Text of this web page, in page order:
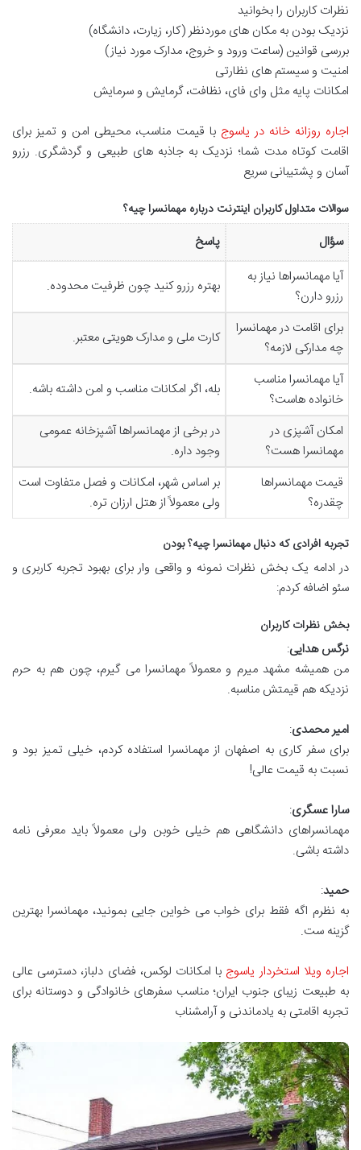
نظرات کاربران را بخوانید
نزدیک بودن به مکان های موردنظر (کار، زیارت، دانشگاه)
بررسی قوانین (ساعت ورود و خروج، مدارک مورد نیاز)
امنیت و سیستم های نظارتی
امکانات پایه مثل وای فای، نظافت، گرمایش و سرمایش
اجاره روزانه خانه در یاسوج با قیمت مناسب، محیطی امن و تمیز برای
اقامت کوتاه مدت شما؛ نزدیک به جاذبه های طبیعی و گردشگری. رزرو
آسان و پشتیبانی سریع
سوالات متداول کاربران اینترنت درباره مهمانسرا چیه؟
سؤال
پاسخ
آیا مهمانسراها نیاز به
رزرو دارن؟
بهتره رزرو کنید چون ظرفیت محدوده.
برای اقامت در مهمانسرا
چه مدارکی لازمه؟
کارت ملی و مدارک هویتی معتبر.
آیا مهمانسرا مناسب
خانواده هاست؟
بله، اگر امکانات مناسب و امن داشته باشه.
امکان آشپزی در
مهمانسرا هست؟
در برخی از مهمانسراها آشپزخانه عمومی
وجود داره.
قیمت مهمانسراها
چقدره؟
بر اساس شهر، امکانات و فصل متفاوت است
ولی معمولاً از هتل ارزان تره.
تجربه افرادی که دنبال مهمانسرا چیه؟ بودن
در ادامه یک بخش نظرات نمونه و واقعی وار برای بهبود تجربه کاربری و
سئو اضافه کردم:
بخش نظرات کاربران
نرگس هدایی:
من همیشه مشهد میرم و معمولاً مهمانسرا می گیرم، چون هم به حرم
نزدیکه هم قیمتش مناسبه.
امیر محمدی:
برای سفر کاری به اصفهان از مهمانسرا استفاده کردم، خیلی تمیز بود و
نسبت به قیمت عالی!
سارا عسگری:
مهمانسراهای دانشگاهی هم خیلی خوبن ولی معمولاً باید معرفی نامه
داشته باشی.
حمید:
به نظرم اگه فقط برای خواب می خواین جایی بمونید، مهمانسرا بهترین
گزینه ست.
اجاره ویلا استخردار یاسوج با امکانات لوکس، فضای دلباز، دسترسی عالی
به طبیعت زیبای جنوب ایران؛ مناسب سفرهای خانوادگی و دوستانه برای
تجربه اقامتی به یادماندنی و آرامشناب